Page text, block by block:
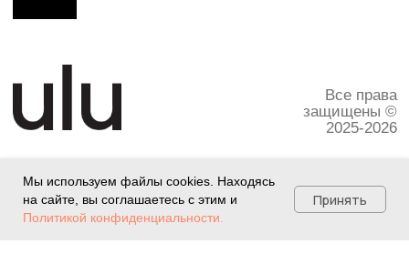
Мы используем файлы cookies. Находясь
на сайте, вы соглашаетесь с этим и
Политикой конфиденциальности.
Принять